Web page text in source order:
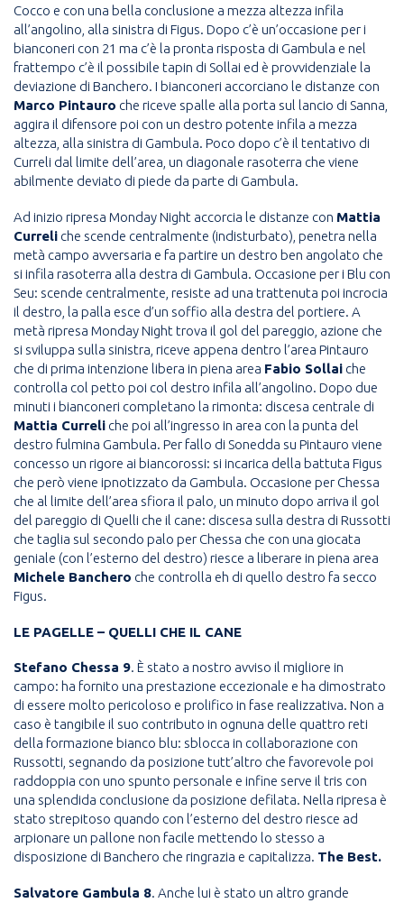
Cocco e con una bella conclusione a mezza altezza infila
all’angolino, alla sinistra di Figus. Dopo c’è un’occasione per i
bianconeri con 21 ma c’è la pronta risposta di Gambula e nel
frattempo c’è il possibile tapin di Sollai ed è provvidenziale la
deviazione di Banchero. I bianconeri accorciano le distanze con
Marco Pintauro che riceve spalle alla porta sul lancio di Sanna,
aggira il difensore poi con un destro potente infila a mezza
altezza, alla sinistra di Gambula. Poco dopo c’è il tentativo di
Curreli dal limite dell’area, un diagonale rasoterra che viene
abilmente deviato di piede da parte di Gambula.
Ad inizio ripresa Monday Night accorcia le distanze con Mattia
Curreli che scende centralmente (indisturbato), penetra nella
metà campo avversaria e fa partire un destro ben angolato che
si infila rasoterra alla destra di Gambula. Occasione per i Blu con
Seu: scende centralmente, resiste ad una trattenuta poi incrocia
il destro, la palla esce d’un soffio alla destra del portiere. A
metà ripresa Monday Night trova il gol del pareggio, azione che
si sviluppa sulla sinistra, riceve appena dentro l’area Pintauro
che di prima intenzione libera in piena area Fabio Sollai che
controlla col petto poi col destro infila all’angolino. Dopo due
minuti i bianconeri completano la rimonta: discesa centrale di
Mattia Curreli che poi all’ingresso in area con la punta del
destro fulmina Gambula. Per fallo di Sonedda su Pintauro viene
concesso un rigore ai biancorossi: si incarica della battuta Figus
che però viene ipnotizzato da Gambula. Occasione per Chessa
che al limite dell’area sfiora il palo, un minuto dopo arriva il gol
del pareggio di Quelli che il cane: discesa sulla destra di Russotti
che taglia sul secondo palo per Chessa che con una giocata
geniale (con l’esterno del destro) riesce a liberare in piena area
Michele Banchero che controlla eh di quello destro fa secco
Figus.
LE PAGELLE – QUELLI CHE IL CANE
Stefano Chessa 9. È stato a nostro avviso il migliore in
campo: ha fornito una prestazione eccezionale e ha dimostrato
di essere molto pericoloso e prolifico in fase realizzativa. Non a
caso è tangibile il suo contributo in ognuna delle quattro reti
della formazione bianco blu: sblocca in collaborazione con
Russotti, segnando da posizione tutt’altro che favorevole poi
raddoppia con uno spunto personale e infine serve il tris con
una splendida conclusione da posizione defilata. Nella ripresa è
stato strepitoso quando con l’esterno del destro riesce ad
arpionare un pallone non facile mettendo lo stesso a
disposizione di Banchero che ringrazia e capitalizza. The Best.
Salvatore Gambula 8. Anche lui è stato un altro grande